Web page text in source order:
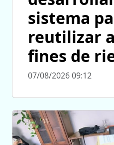
sistema
reutilizar
fines de
07/08/2026 09:12